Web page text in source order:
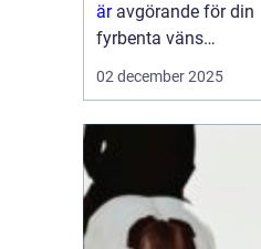
äravgörande för din
fyrbenta väns
välmående. En
02 december 2025